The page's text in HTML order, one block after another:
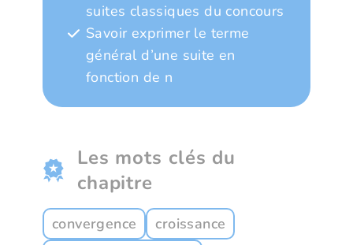
suites classiques du concours
Savoir exprimer le terme
général d’une suite en
fonction de n
Les mots clés du
chapitre
convergence
croissance